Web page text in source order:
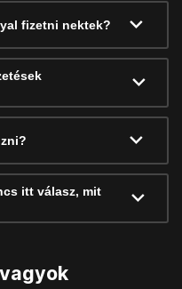
fizetni nektek?
itt válasz, mit